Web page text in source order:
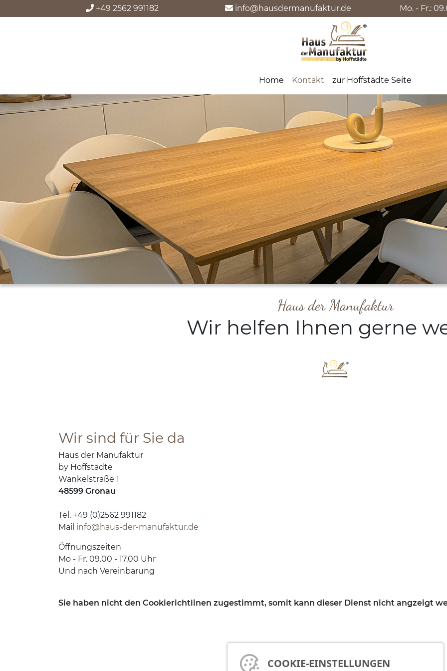
+49 2562 991182 info@hausdermanufaktur.de Mo. - Fr.:
Home Kontakt zur Hoffstädte Seite
Haus der Manufaktur
Wir helfen Ihnen gerne
Wir sind für Sie da
Haus der Manufaktur
by Hoffstädte
Wankelstraße 1
48599 Gronau
Tel. +49 (0)2562 991182
Mail info@haus-der-manufaktur.de
Öffnungszeiten
Mo - Fr. 09.00 - 17.00 Uhr
Und nach Vereinbarung
Sie haben nicht den Cookierichtlinen zugestimmt, somit kann dieser Dienst nicht angzeigt
COOKIE-EINSTELLUNGEN